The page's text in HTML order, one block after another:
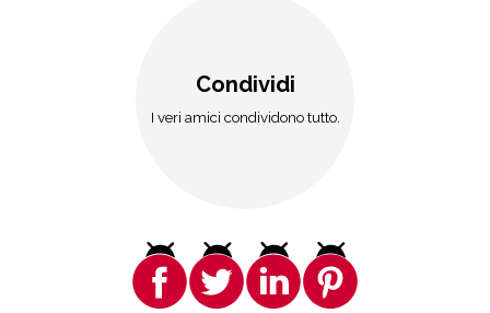
Condividi
I veri amici condividono tutto.